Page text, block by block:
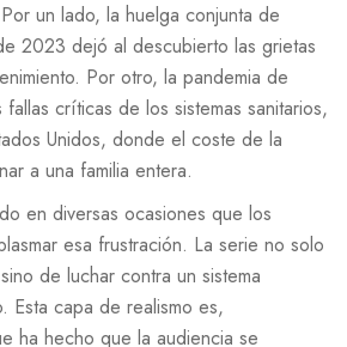
un lado, la huelga conjunta de
2023 dejó al descubierto las grietas
Por otro, la pandemia de
críticas de los sistemas sanitarios,
Unidos, donde el coste de la
a una familia entera.
en diversas ocasiones que los
esa frustración. La serie no solo
de luchar contra un sistema
Esta capa de realismo es,
ha hecho que la audiencia se